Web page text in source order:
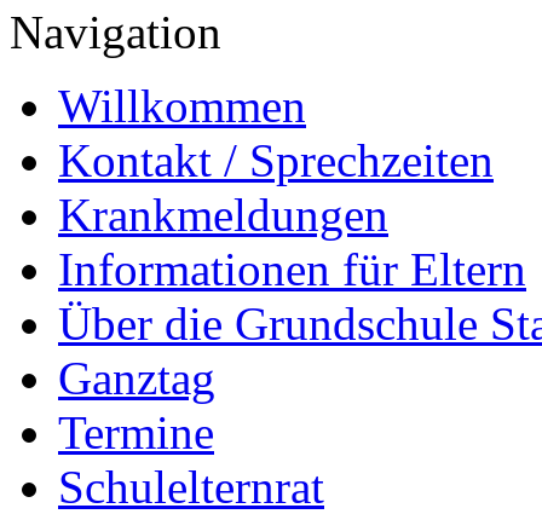
Navigation
Willkommen
Kontakt / Sprechzeiten
Krankmeldungen
Informationen für Eltern
Über die Grundschule
Ganztag
Termine
Schulelternrat